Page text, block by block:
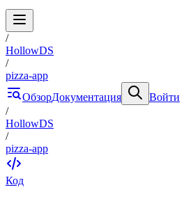
/
HollowDS
/
pizza-app
ОбзорДокументация
Войти
/
HollowDS
/
pizza-app
Код